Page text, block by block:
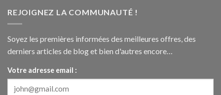
REJOIGNEZ LA COMMUNAUTÉ !
Soyez les premières informées des meilleures offres, des
derniers articles de blog et bien d'autres encore…
Votre adresse email :